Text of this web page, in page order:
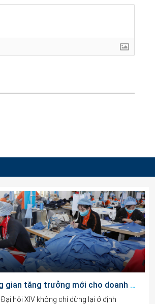
Mở không gian tăng trưởng mới cho doanh nghiệp và nguồn lực tri thức
Đại hội XIV không chỉ dừng lại ở định